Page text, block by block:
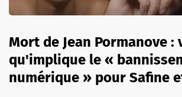
Mort de Jean Pormanove :
qu'implique le «
numérique » pour Safine